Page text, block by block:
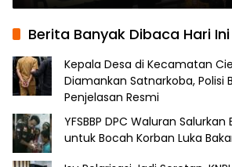
Botol Miras
Berita Banyak Dibaca Hari Ini
Kepala Desa di Kecamatan
Diamankan Satnarkoba, Polisi
Penjelasan Resmi
YFSBBP DPC Waluran
untuk Bocah Korban Luka